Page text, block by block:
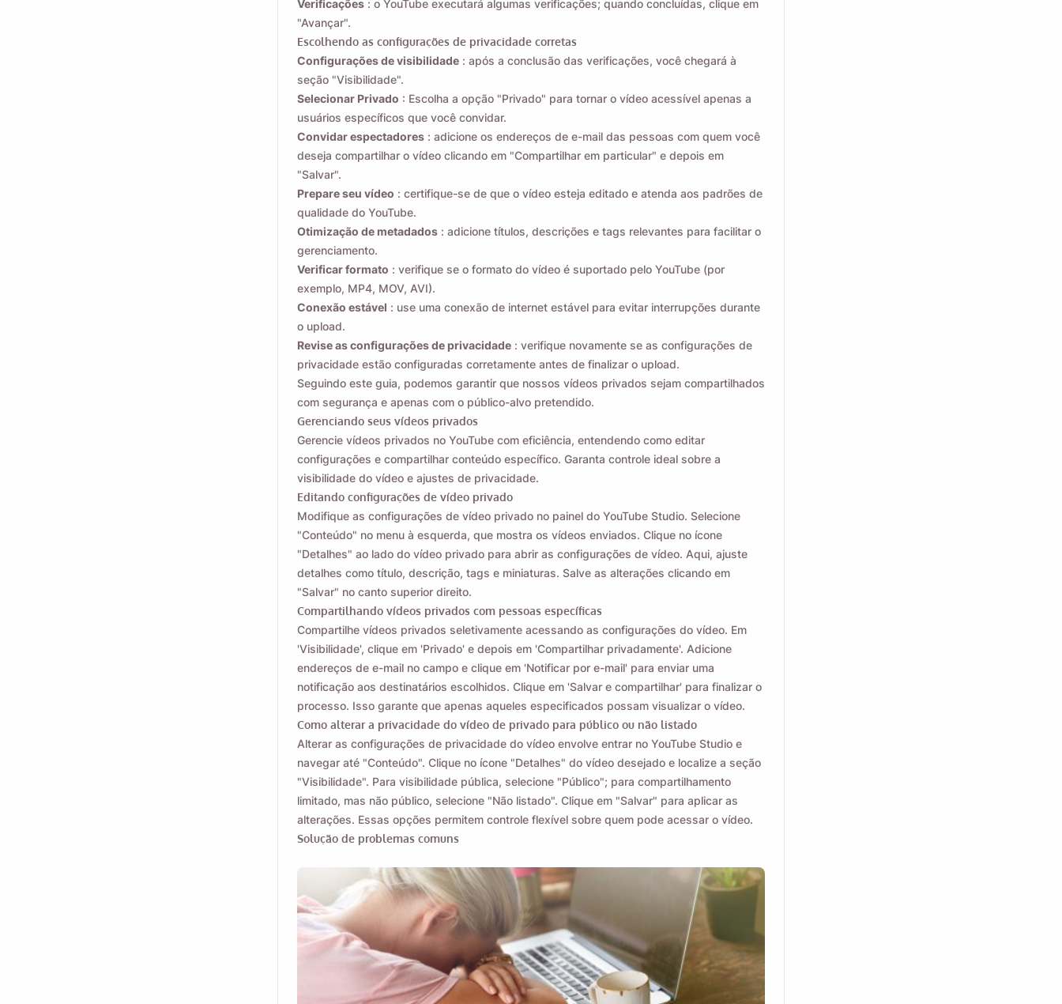
Verificações : o YouTube executará algumas verificações; quando concluídas, clique em
"Avançar".
Escolhendo as configurações de privacidade corretas
Configurações de visibilidade : após a conclusão das verificações, você chegará à
seção "Visibilidade".
Selecionar Privado : Escolha a opção "Privado" para tornar o vídeo acessível apenas a
usuários específicos que você convidar.
Convidar espectadores : adicione os endereços de e-mail das pessoas com quem você
deseja compartilhar o vídeo clicando em "Compartilhar em particular" e depois em
"Salvar".
Prepare seu vídeo : certifique-se de que o vídeo esteja editado e atenda aos padrões de
qualidade do YouTube.
Otimização de metadados : adicione títulos, descrições e tags relevantes para facilitar o
gerenciamento.
Verificar formato : verifique se o formato do vídeo é suportado pelo YouTube (por
exemplo, MP4, MOV, AVI).
Conexão estável : use uma conexão de internet estável para evitar interrupções durante
o upload.
Revise as configurações de privacidade : verifique novamente se as configurações de
privacidade estão configuradas corretamente antes de finalizar o upload.
Seguindo este guia, podemos garantir que nossos vídeos privados sejam compartilhados
com segurança e apenas com o público-alvo pretendido.
Gerenciando seus vídeos privados
Gerencie vídeos privados no YouTube com eficiência, entendendo como editar
configurações e compartilhar conteúdo específico. Garanta controle ideal sobre a
visibilidade do vídeo e ajustes de privacidade.
Editando configurações de vídeo privado
Modifique as configurações de vídeo privado no painel do YouTube Studio. Selecione
"Conteúdo" no menu à esquerda, que mostra os vídeos enviados. Clique no ícone
"Detalhes" ao lado do vídeo privado para abrir as configurações de vídeo. Aqui, ajuste
detalhes como título, descrição, tags e miniaturas. Salve as alterações clicando em
"Salvar" no canto superior direito.
Compartilhando vídeos privados com pessoas específicas
Compartilhe vídeos privados seletivamente acessando as configurações do vídeo. Em
'Visibilidade', clique em 'Privado' e depois em 'Compartilhar privadamente'. Adicione
endereços de e-mail no campo e clique em 'Notificar por e-mail' para enviar uma
notificação aos destinatários escolhidos. Clique em 'Salvar e compartilhar' para finalizar o
processo. Isso garante que apenas aqueles especificados possam visualizar o vídeo.
Como alterar a privacidade do vídeo de privado para público ou não listado
Alterar as configurações de privacidade do vídeo envolve entrar no YouTube Studio e
navegar até "Conteúdo". Clique no ícone "Detalhes" do vídeo desejado e localize a seção
"Visibilidade". Para visibilidade pública, selecione "Público"; para compartilhamento
limitado, mas não público, selecione "Não listado". Clique em "Salvar" para aplicar as
alterações. Essas opções permitem controle flexível sobre quem pode acessar o vídeo.
Solução de problemas comuns
Ao marcar esta opção, você concorda com nossa